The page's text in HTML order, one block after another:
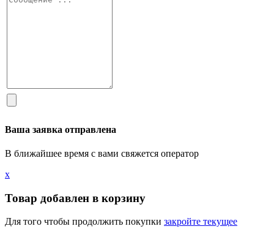
Ваша заявка отправлена
В ближайшее время с вами свяжется оператор
х
Товар добавлен в корзину
Для того чтобы продолжить покупки закройте текущее